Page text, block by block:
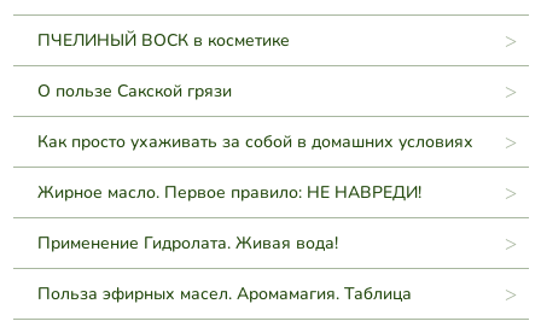
ПЧЕЛИНЫЙ ВОСК в косметике
О пользе Сакской грязи
Как просто ухаживать за собой в домашних условиях
Жирное масло. Первое правило: НЕ НАВРЕДИ!
Применение Гидролата. Живая вода!
Польза эфирных масел. Аромамагия. Таблица